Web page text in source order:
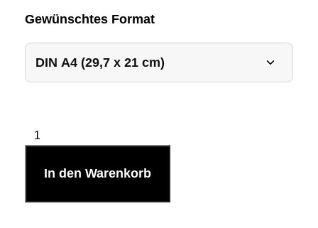
Gewünschtes Format
In den Warenkorb